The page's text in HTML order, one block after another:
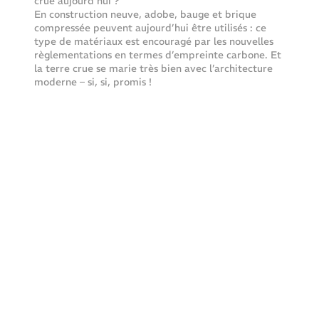
En construction neuve, adobe, bauge et brique
compressée peuvent aujourd’hui être utilisés : ce
type de matériaux est encouragé par les nouvelles
règlementations en termes d’empreinte carbone. Et
la terre crue se marie très bien avec l’architecture
moderne – si, si, promis !